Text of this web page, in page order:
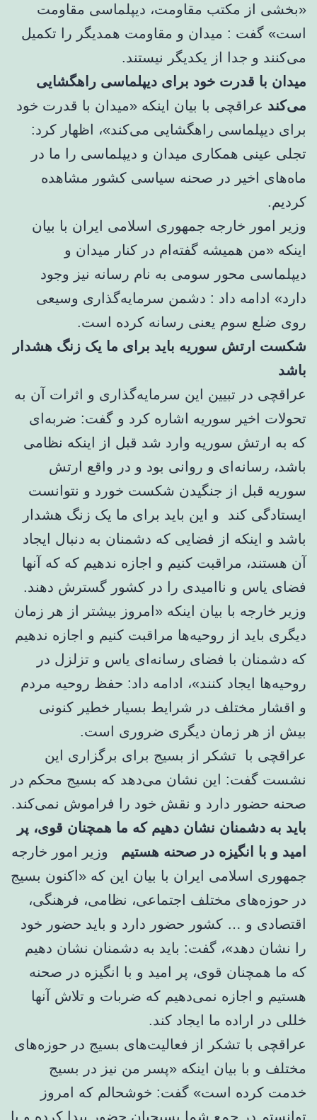
«بخشی از مکتب مقاومت، دیپلماسی مقاومت
است» گفت : میدان و مقاومت همدیگر را تکمیل
می‌کنند و جدا از یکدیگر نیستند.
میدان با قدرت خود برای دیپلماسی راهگشایی
می‌کند عراقچی با بیان اینکه «میدان با قدرت خود
برای دیپلماسی راهگشایی می‌کند»، اظهار کرد:
تجلی عینی همکاری میدان و دیپلماسی را ما در
ماه‌های اخیر در صحنه سیاسی کشور مشاهده
کردیم.
وزیر امور خارجه جمهوری اسلامی ایران با بیان
اینکه «من همیشه گفته‌ام در کنار میدان و
دیپلماسی محور سومی به نام رسانه نیز وجود
دارد» ادامه داد : دشمن سرمایه‌گذاری وسیعی
روی ضلع سوم یعنی رسانه کرده است.
شکست ارتش سوریه باید برای ما یک زنگ هشدار
باشد
عراقچی در تبیین این سرمایه‌گذاری و اثرات آن به
تحولات اخیر سوریه اشاره کرد و گفت: ضربه‌ای
که به ارتش سوریه وارد شد قبل از اینکه نظامی
باشد، رسانه‌ای و روانی بود و در واقع ارتش
سوریه قبل از جنگیدن شکست خورد و نتوانست
ایستادگی کند و این باید برای ما یک زنگ هشدار
باشد و اینکه از فضایی که دشمنان به دنبال ایجاد
آن هستند، مراقبت کنیم و اجازه ندهیم که که آنها
فضای یاس و ناامیدی را در کشور گسترش دهند.
وزیر خارجه با بیان اینکه «امروز بیشتر از هر زمان
دیگری باید از روحیه‌ها مراقبت کنیم و اجازه ندهیم
که دشمنان با فضای رسانه‌ای یاس و تزلزل در
روحیه‌ها ایجاد کنند»، ادامه داد: حفظ روحیه مردم
و اقشار مختلف در شرایط بسیار خطیر کنونی
بیش از هر زمان دیگری ضروری است.
عراقچی با تشکر از بسیج برای برگزاری این
نشست گفت: این نشان می‌دهد که بسیج محکم در
صحنه حضور دارد و نقش خود را فراموش نمی‌کند.
باید به دشمنان نشان دهیم که ما همچنان قوی، پر
امید و با انگیزه در صحنه هستیم وزیر امور خارجه
جمهوری اسلامی ایران با بیان این که «اکنون بسیج
در حوزه‌های مختلف اجتماعی، نظامی، فرهنگی،
اقتصادی و … کشور حضور دارد و باید حضور خود
را نشان دهد»، گفت: باید به دشمنان نشان دهیم
که ما همچنان قوی، پر امید و با انگیزه در صحنه
هستیم و اجازه نمی‌دهیم که ضربات و تلاش آنها
خللی در اراده ما ایجاد کند.
عراقچی با تشکر از فعالیت‌های بسیج در حوزه‌های
مختلف و با بیان اینکه «پسر من نیز در بسیج
خدمت کرده است» گفت: خوشحالم که امروز
توانستم در جمع شما بسیجیان حضور پیدا کرده و با